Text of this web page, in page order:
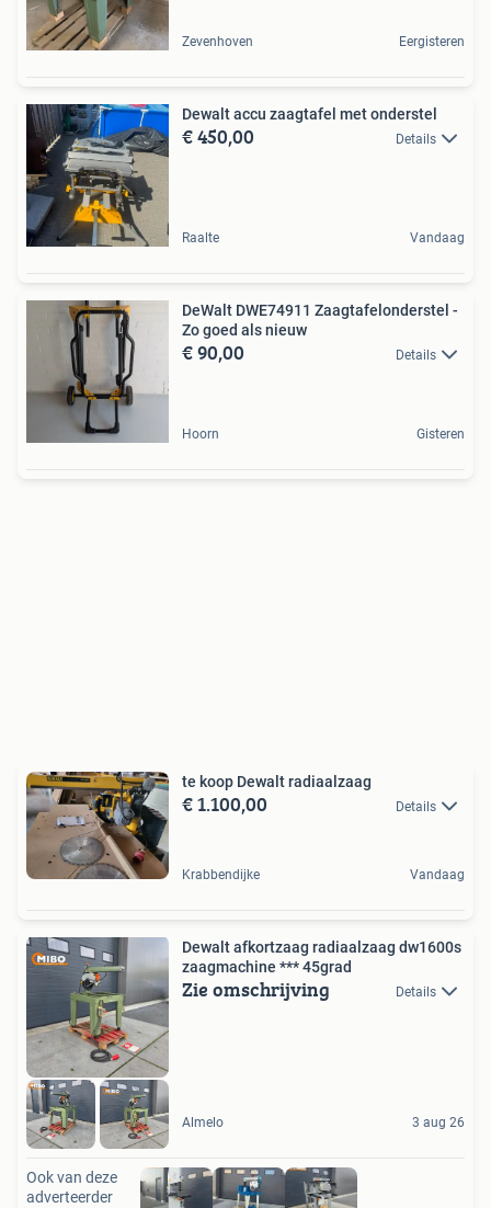
Zevenhoven Eergisteren
Dewalt accu zaagtafel met onderstel
€ 450,00 Details
Raalte Vandaag
DeWalt DWE74911 Zaagtafelonderstel -
Zo goed als nieuw
€ 90,00 Details
Hoorn Gisteren
te koop Dewalt radiaalzaag
€ 1.100,00 Details
Krabbendijke Vandaag
Dewalt afkortzaag radiaalzaag dw1600s
zaagmachine *** 45grad
Zie omschrijving Details
Almelo 3 aug 26
Ook van deze
adverteerder